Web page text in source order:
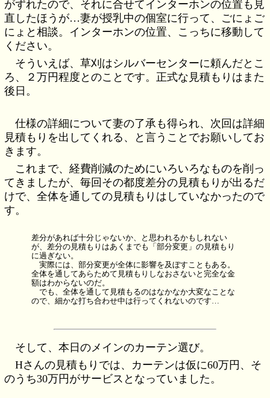
がずれたので、それに合せてインターホンの位置も見
直したほうが…妻が授乳中の個室に行って、ごにょご
にょと相談。インターホンの位置、こっちに移動して
ください。
そういえば、草刈はシルバーセンターに頼んだとこ
ろ、２万円程度とのことです。正式な見積もりはまた
後日。
仕様の詳細について妻の了承も得られ、次回は詳細
見積もりを出してくれる、と言うことでお願いしてお
きます。
これまで、経費削減のためにいろいろなものを削っ
てきましたが、毎回その都度差分の見積もりが出るだ
けで、全体を通しての見積もりはしていなかったので
す。
差分があれば十分じゃないか、と思われるかもしれない
が、差分の見積もりはあくまでも「部分変更」の見積もり
に過ぎない。
実際には、部分変更が全体に影響を及ぼすこともある。
全体を通してあらためて見積もりしなおさないと完全な金
額はわからないのだ。
でも、全体を通して見積もるのはなかなか大変なことな
ので、細かな打ち合わせ中は行ってくれないのです…
そして、本日のメインのカーテン選び。
Hさんの見積もりでは、カーテンは仮に60万円、そ
のうち30万円がサービスとなっていました。